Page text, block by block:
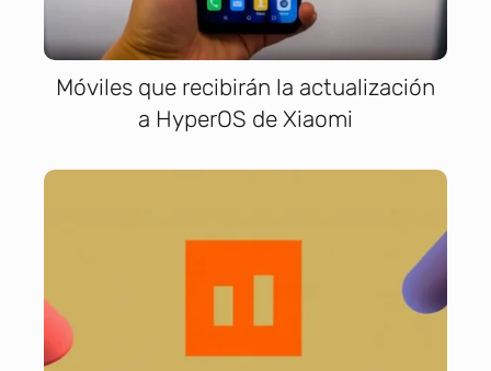
Móviles que recibirán la actualización
a HyperOS de Xiaomi